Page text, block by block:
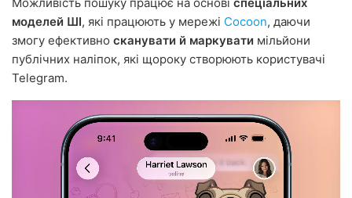
моделей ШІ, які працюють у мережі Cocoon, даючи
змогу ефективно сканувати й маркувати мільйони
публічних наліпок, які щороку створюють користувачі
Telegram.